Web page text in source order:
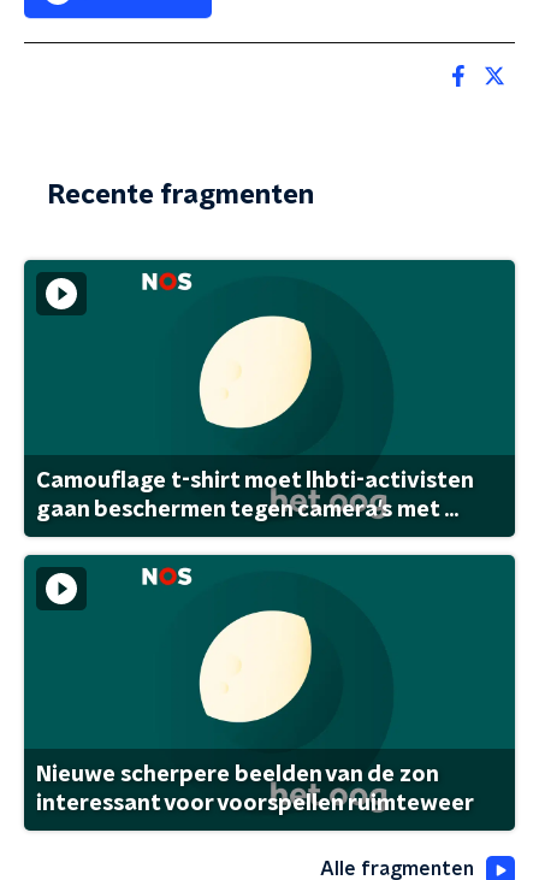
Recente fragmenten
Camouflage t-shirt moet lhbti-activisten
gaan beschermen tegen camera's met ...
Nieuwe scherpere beelden van de zon
interessant voor voorspellen ruimteweer
Alle fragmenten